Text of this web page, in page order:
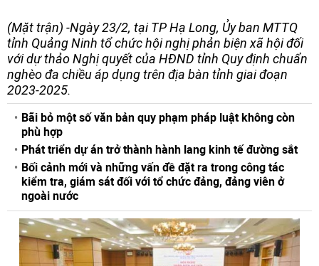
(Mặt trận) -Ngày 23/2, tại TP Hạ Long, Ủy ban MTTQ
tỉnh Quảng Ninh tổ chức hội nghị phản biện xã hội đối
với dự thảo Nghị quyết của HĐND tỉnh Quy định chuẩn
nghèo đa chiều áp dụng trên địa bàn tỉnh giai đoạn
2023-2025.
Bãi bỏ một số văn bản quy phạm pháp luật không còn
phù hợp
Phát triển dự án trở thành hành lang kinh tế đường sắt
Bối cảnh mới và những vấn đề đặt ra trong công tác
kiểm tra, giám sát đối với tổ chức đảng, đảng viên ở
ngoài nước